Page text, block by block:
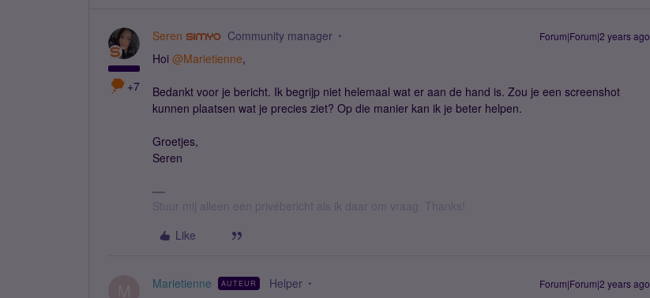
+7
Seren Community manager Forum|Forum|2 years ago
Hoi @Marietienne,
Bedankt voor je bericht. Ik begrijp niet helemaal wat er aan de hand is. Zou je een screenshot
kunnen plaatsen wat je precies ziet? Op die manier kan ik je beter helpen.
Groetjes,
Seren
Stuur mij alleen een privébericht als ik daar om vraag. Thanks!
Like
Marietienne AUTEUR Helper Forum|Forum|2 years ago